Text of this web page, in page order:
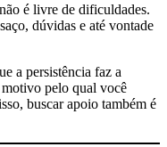
é livre de dificuldades.
dúvidas e até vontade
a persistência faz a
pelo qual você
buscar apoio também é